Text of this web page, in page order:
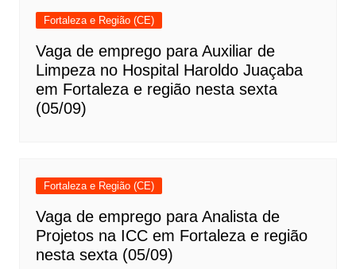
Fortaleza e Região (CE)
Vaga de emprego para Auxiliar de
Limpeza no Hospital Haroldo Juaçaba
em Fortaleza e região nesta sexta
(05/09)
Fortaleza e Região (CE)
Vaga de emprego para Analista de
Projetos na ICC em Fortaleza e região
nesta sexta (05/09)